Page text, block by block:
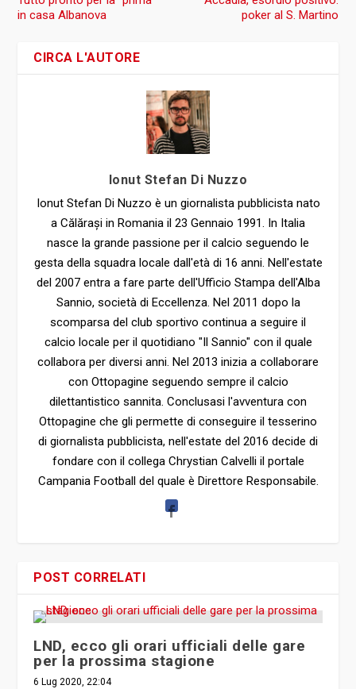
in casa Albanova
poker al S. Martino
CIRCA L'AUTORE
Ionut Stefan Di Nuzzo
Ionut Stefan Di Nuzzo è un giornalista pubblicista nato
a Călărași in Romania il 23 Gennaio 1991. In Italia
nasce la grande passione per il calcio seguendo le
gesta della squadra locale dall'età di 16 anni. Nell'estate
del 2007 entra a fare parte dell'Ufficio Stampa dell'Alba
Sannio, società di Eccellenza. Nel 2011 dopo la
scomparsa del club sportivo continua a seguire il
calcio locale per il quotidiano "Il Sannio" con il quale
collabora per diversi anni. Nel 2013 inizia a collaborare
con Ottopagine seguendo sempre il calcio
dilettantistico sannita. Conclusasi l'avventura con
Ottopagine che gli permette di conseguire il tesserino
di giornalista pubblicista, nell'estate del 2016 decide di
fondare con il collega Chrystian Calvelli il portale
Campania Football del quale è Direttore Responsabile.
POST CORRELATI
LND, ecco gli orari ufficiali delle gare
per la prossima stagione
6 Lug 2020, 22:04